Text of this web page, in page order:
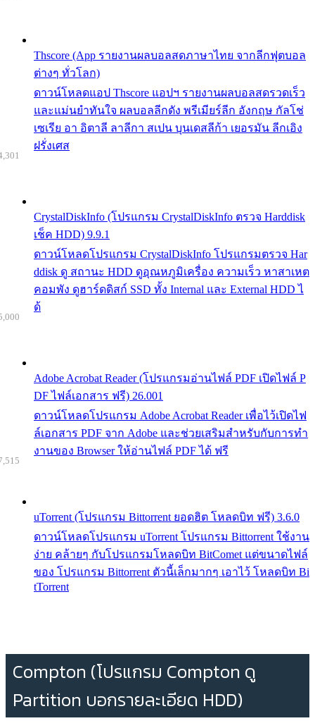
Thscore (App รายงานผลบอลสดภาษาไทย จากลีกฟุตบอล
ต่างๆ ทั่วโลก)
ดาวน์โหลดแอป Thscore แอปฯ รายงานผลบอลสดรวดเร็ว
และแม่นยำทันใจ ผลบอลลีกดัง พรีเมียร์ลีก อังกฤษ กัลโช่
เซเรีย อา อิตาลี ลาลีกา สเปน บุนเดสลีก้า เยอรมัน ลีกเอิง
ฝรั่งเศส
CrystalDiskInfo (โปรแกรม CrystalDiskInfo ตรวจ Harddisk
เช็ค HDD) 9.9.1
ดาวน์โหลดโปรแกรม CrystalDiskInfo โปรแกรมตรวจ Har
ddisk ดู สถานะ HDD ดูอุณหภูมิเครื่อง ความเร็ว หาสาเหต
คอมพัง ดูฮาร์ดดิสก์ SSD ทั้ง Internal และ External HDD ไ
ด้
Adobe Acrobat Reader (โปรแกรมอ่านไฟล์ PDF เปิดไฟล์ P
DF ไฟล์เอกสาร ฟรี) 26.001
ดาวน์โหลดโปรแกรม Adobe Acrobat Reader เพื่อไว้เปิดไฟ
ล์เอกสาร PDF จาก Adobe และช่วยเสริมสำหรับกับการทำ
งานของ Browser ให้อ่านไฟล์ PDF ได้ ฟรี
uTorrent (โปรแกรม Bittorrent ยอดฮิต โหลดบิท ฟรี) 3.6.0
ดาวน์โหลดโปรแกรม uTorrent โปรแกรม Bittorrent ใช้งาน
ง่าย คล้ายๆ กับโปรแกรมโหลดบิท BitComet แต่ขนาดไฟล์
ของ โปรแกรม Bittorrent ตัวนี้เล็กมากๆ เอาไว้ โหลดบิท Bi
tTorrent
Compton (โปรแกรม Compton ดู
Partition บอกรายละเอียด HDD)